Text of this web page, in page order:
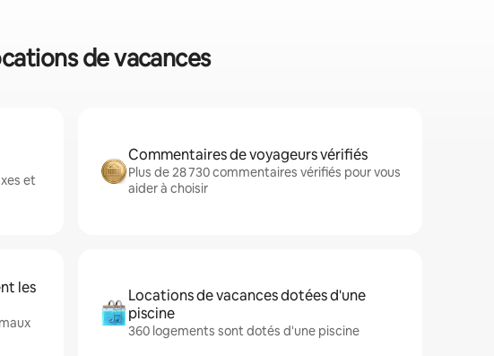
de vacances
et
Commentaires de voyageurs vérifiés
Plus de 28 730 commentaires vérifiés pour vous
aider à choisir
les
Locations de vacances dotées d'une
piscine
360 logements sont dotés d'une piscine